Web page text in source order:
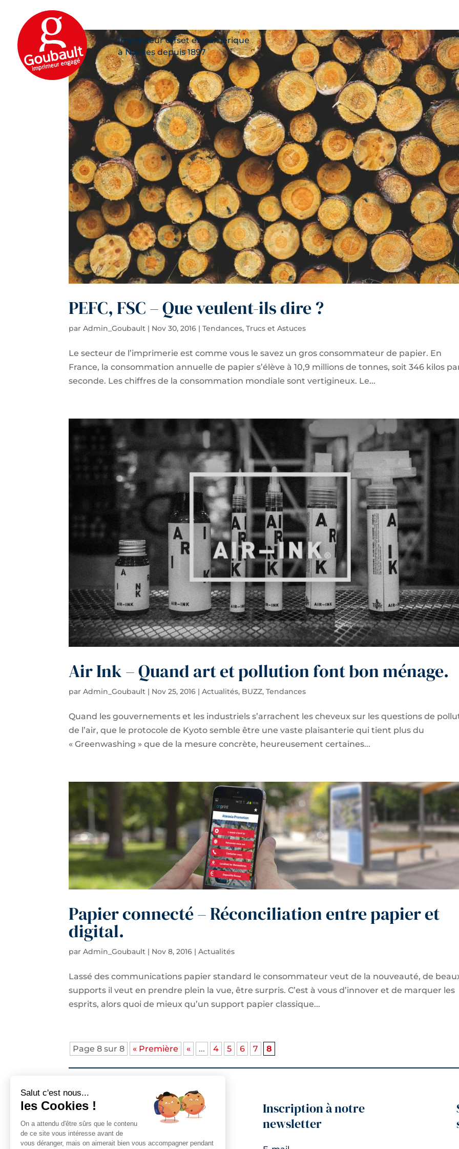
PEFC, FSC – Que veulent-ils dire ?
parAdmin_Goubault | Nov 30, 2016 |Tendances,Trucs et Astuces
Le secteur de l’imprimerie est comme vous le savez un gros consommateur de papier. En
France, la consommation annuelle de papier s’élève à 10,9 millions de tonnes, soit 346 kilos
seconde. Les chiffres de la consommation mondiale sont vertigineux. Le...
Air Ink – Quand art et pollution font bon ménage.
parAdmin_Goubault | Nov 25, 2016 |Actualités, BUZZ,Tendances
Quand les gouvernements et les industriels s’arrachent les cheveux sur les questions de
de l’air, que le protocole de Kyoto semble être une vaste plaisanterie qui tient plus du
« Greenwashing » que de la mesure concrète, heureusement certaines...
Papier connecté – Réconciliation entre papier et
digital.
parAdmin_Goubault | Nov 8, 2016 |Actualités
Lassé des communications papier standard le consommateur veut de la nouveauté, de
supports il veut en prendre plein la vue, être surpris. C’est à vous d’innover et de marquer les
esprits, alors quoi de mieux qu’un support papier classique...
Page 8 sur 8 « Première « ... 4 5 6 7 8
Goubault Imprimeur
près de chez vous
Inscription à notre
newsletter
Salut c'est nous...
les Cookies !
On a attendu d'être sûrs que le contenu
de ce site vous intéresse avant de
vous déranger, mais on aimerait bien vous accompagner pendant